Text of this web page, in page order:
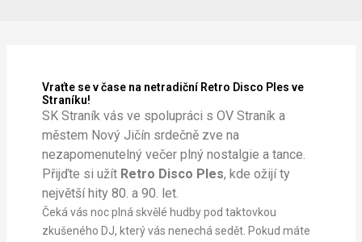
Vraťte se v čase na netradiční Retro Disco Ples ve
Straníku!
SK Straník vás ve spolupráci s OV Straník a
městem Nový Jičín srdečně zve na
nezapomenutelný večer plný nostalgie a tance.
Přijďte si užít Retro Disco Ples, kde ožijí ty
největší hity 80. a 90. let.
Čeká vás noc plná skvělé hudby pod taktovkou
zkušeného DJ, který vás nenechá sedět. Pokud máte